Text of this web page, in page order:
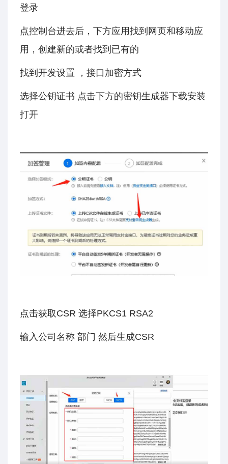
登录
点控制台进去后，下方应用找到网页和移动应
用，创建新的或者找到已有的
找到开发设置 ，接口加密方式
选择公钥证书 点击下方的密钥生成器下载安装
打开
点击获取CSR 选择PKCS1 RSA2
输入公司名称 部门 然后生成CSR